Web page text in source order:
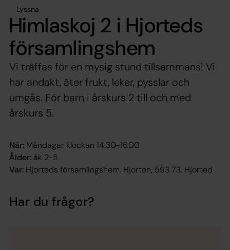
Lyssna
Himlaskoj 2 i Hjorteds
församlingshem
Vi träffas för en mysig stund tillsammans! Vi
har andakt, äter frukt, leker, pysslar och
umgås. För barn i årskurs 2 till och med
årskurs 5.
När: Måndagar klockan 14.30-16.00
Ålder: åk 2-5
Var: Hjorteds församlingshem. Hjorten, 593 73, Hjorted
Har du frågor?